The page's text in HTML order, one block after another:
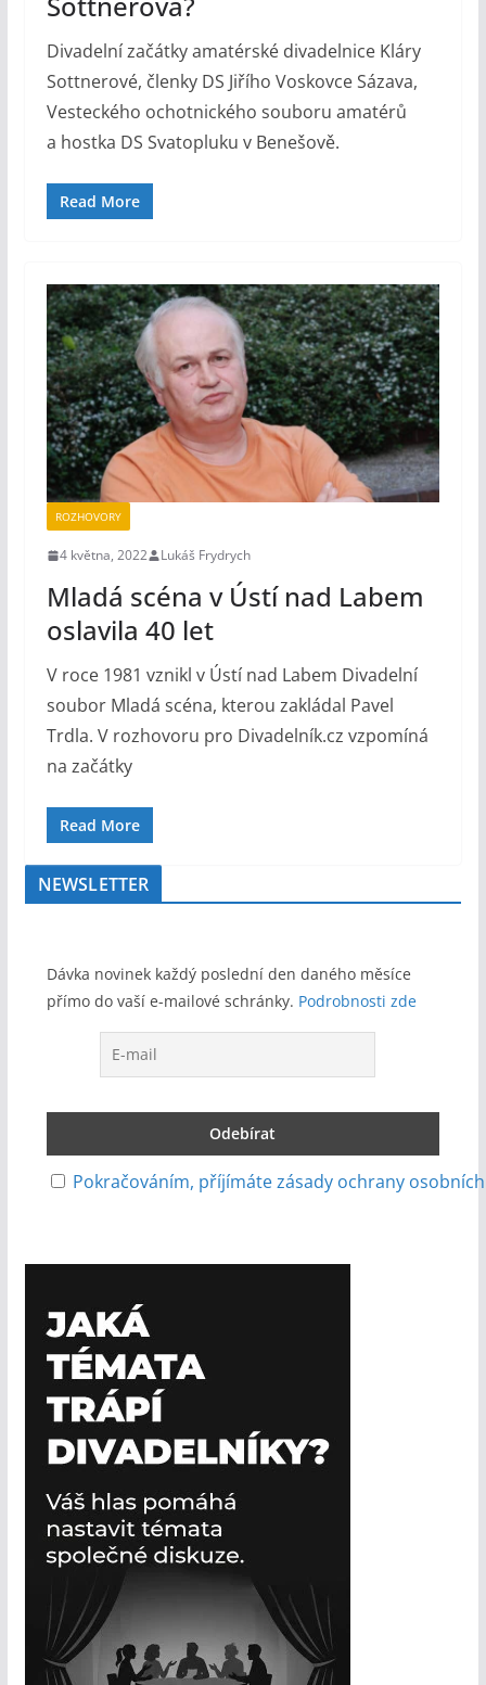
Divadelní začátky amatérské divadelnice Kláry
Sottnerové, členky DS Jiřího Voskovce Sázava,
Vesteckého ochotnického souboru amatérů
a hostka DS Svatopluku v Benešově.
Read More
ROZHOVORY
4 května, 2022 Lukáš Frydrych
Mladá scéna v Ústí nad Labem
oslavila 40 let
V roce 1981 vznikl v Ústí nad Labem Divadelní
soubor Mladá scéna, kterou zakládal Pavel
Trdla. V rozhovoru pro Divadelník.cz vzpomíná
na začátky
Read More
NEWSLETTER
Dávka novinek každý poslední den daného měsíce
přímo do vaší e-mailové schránky. Podrobnosti zde
Pokračováním, příjímáte zásady ochrany